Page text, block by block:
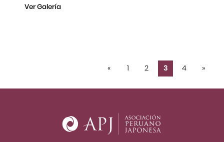
Ver Galería
« 1 2 3 4 »